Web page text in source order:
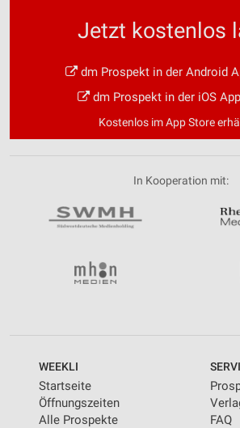
Jetzt kostenlos
dm Prospekt in der Android
dm Prospekt in der iOS
Kostenlos im App Store
In Kooperation mit:
WEEKLI
Startseite
Öffnungszeiten
Alle Prospekte
FAQ